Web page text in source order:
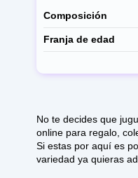
Composición
Franja de edad
No te decides que
online para regalo,
Si estas por aquí es porque estas
variedad ya quieras